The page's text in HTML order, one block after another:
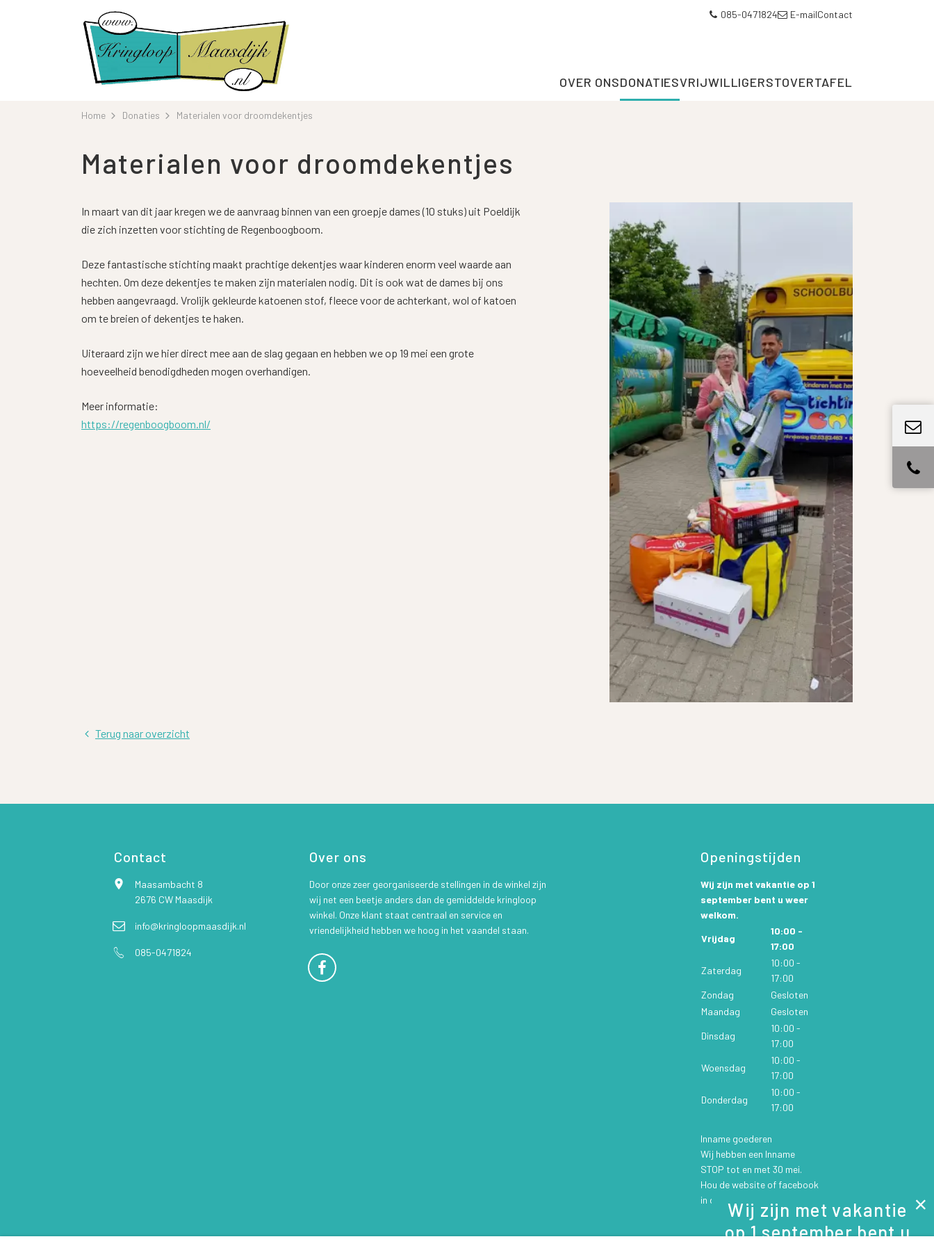
OVER ONSDONATIESVRIJWILLIGERSTOVERTAFEL
085-0471824 E-mailContact
Home Donaties Materialen voor droomdekentjes
Materialen voor droomdekentjes
In maart van dit jaar kregen we de aanvraag binnen van een groepje dames (10 stuks) uit Poeldijk
die zich inzetten voor stichting de Regenboogboom.
Deze fantastische stichting maakt prachtige dekentjes waar kinderen enorm veel waarde aan
hechten. Om deze dekentjes te maken zijn materialen nodig. Dit is ook wat de dames bij ons
hebben aangevraagd. Vrolijk gekleurde katoenen stof, fleece voor de achterkant, wol of katoen
om te breien of dekentjes te haken.
Uiteraard zijn we hier direct mee aan de slag gegaan en hebben we op 19 mei een grote
hoeveelheid benodigdheden mogen overhandigen.
Meer informatie:
https://regenboogboom.nl/
Terug naar overzicht
Contact
Maasambacht 8
2676 CW Maasdijk
info@kringloopmaasdijk.nl
085-0471824
Over ons
Door onze zeer georganiseerde stellingen in de winkel zijn
wij net een beetje anders dan de gemiddelde kringloop
winkel. Onze klant staat centraal en service en
vriendelijkheid hebben we hoog in het vaandel staan.
Openingstijden
Wij zijn met vakantie op 1
september bent u weer
welkom.
Vrijdag
10:00 -
17:00
Zaterdag
10:00 -
17:00
Zondag
Gesloten
Maandag
Gesloten
Dinsdag
10:00 -
17:00
Woensdag
10:00 -
17:00
Donderdag
10:00 -
17:00
Inname goederen
Wij hebben een Inname
STOP tot en met 30 mei.
Hou de website of facebook
in de gaten voor updates.
Wij zijn met vakantie
op 1 september bent u